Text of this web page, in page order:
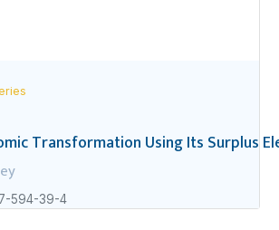
Transformation Using Its Surplus
594-39-4